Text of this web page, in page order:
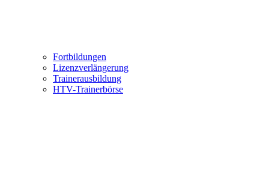
Fortbildungen
Lizenzverlängerung
Trainerausbildung
HTV-Trainerbörse